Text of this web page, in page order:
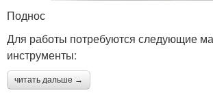
Поднос
Для работы потребуются следующие
инструменты:
читать дальше →